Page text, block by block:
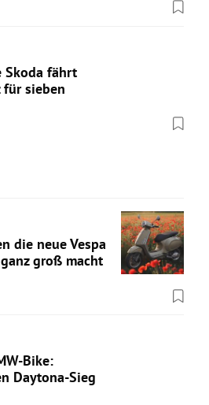
Skoda fährt
sieben
die neue Vespa
groß macht
Bike:
Daytona-Sieg